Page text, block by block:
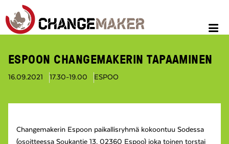
ESPOON CHANGEMAKERIN TAPAAMINEN
16.09.2021 17.30-19.00 ESPOO
Changemakerin Espoon paikallisryhmä kokoontuu Sodessa
(osoitteessa Soukantie 13, 02360 Espoo) joka toinen torstai